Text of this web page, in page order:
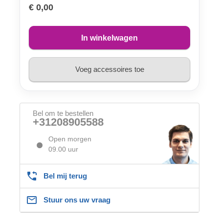
€ 0,00
In winkelwagen
Voeg accessoires toe
Bel om te bestellen
+31208905588
Open morgen
09.00 uur
Bel mij terug
Stuur ons uw vraag